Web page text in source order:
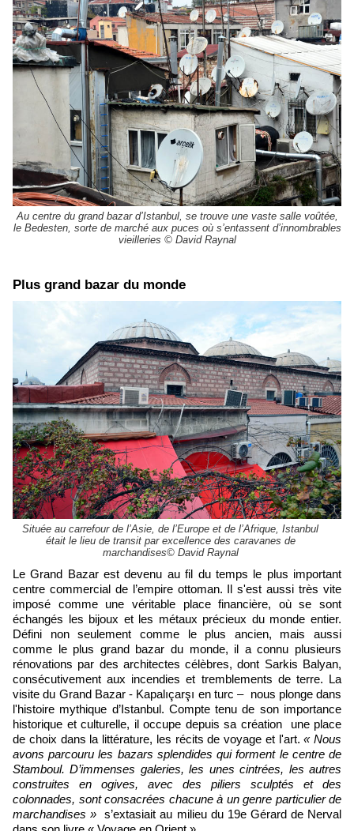
Au centre du grand bazar d’Istanbul, se trouve une vaste salle voûtée,
le Bedesten, sorte de marché aux puces où s’entassent d’innombrables
vieilleries © David Raynal
​Plus grand bazar du monde
Située au carrefour de l’Asie, de l’Europe et de l’Afrique, Istanbul
était le lieu de transit par excellence des caravanes de
marchandises© David Raynal
Le Grand Bazar est devenu au fil du temps le plus important
centre commercial de l’empire ottoman. Il s'est aussi très vite
imposé comme une véritable place financière, où se sont
échangés les bijoux et les métaux précieux du monde entier.
Défini non seulement comme le plus ancien, mais aussi
comme le plus grand bazar du monde, il a connu plusieurs
rénovations par des architectes célèbres, dont Sarkis Balyan,
consécutivement aux incendies et tremblements de terre. La
visite du Grand Bazar - Kapalıçarşı en turc – nous plonge dans
l'histoire mythique d’Istanbul. Compte tenu de son importance
historique et culturelle, il occupe depuis sa création une place
de choix dans la littérature, les récits de voyage et l'art.« Nous
avons parcouru les bazars splendides qui forment le centre de
Stamboul. D’immenses galeries, les unes cintrées, les autres
construites en ogives, avec des piliers sculptés et des
colonnades, sont consacrées chacune à un genre particulier de
marchandises » s’extasiait au milieu du 19e Gérard de Nerval